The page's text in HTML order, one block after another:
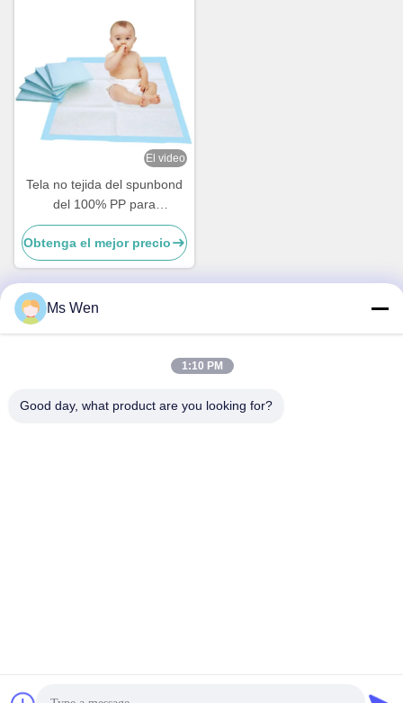
El video
Tela no tejida del spunbond
del 100% PP para
Underpads incontinente
Obtenga el mejor precio
Segundo piso, edificio 1, número 36, calle central de
Ms Wen
1:10 PM
Good day, what product are you looking for?